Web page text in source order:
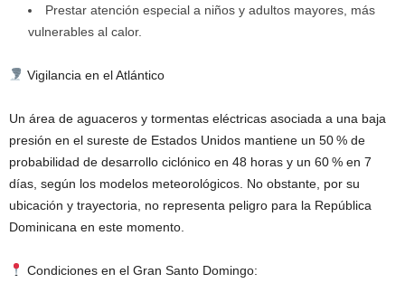
Prestar atención especial a niños y adultos mayores, más
vulnerables al calor.
Vigilancia en el Atlántico
Un área de aguaceros y tormentas eléctricas asociada a una baja
presión en el sureste de Estados Unidos mantiene un 50 % de
probabilidad de desarrollo ciclónico en 48 horas y un 60 % en 7
días, según los modelos meteorológicos. No obstante, por su
ubicación y trayectoria, no representa peligro para la República
Dominicana en este momento.
Condiciones en el Gran Santo Domingo: